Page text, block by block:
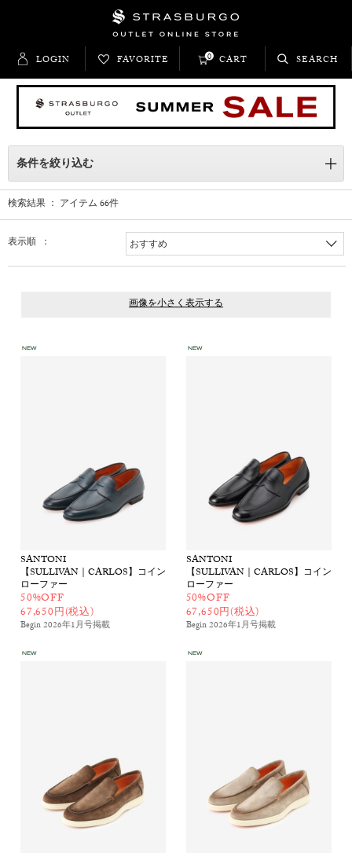
LOGIN FAVORITE CART
0 SEARCH
条件を絞り込む
検索結果 ： アイテム 66件
表示順 ：
SANTONI
【SULLIVAN｜CARLOS】コイン
ローファー
50%OFF
67,650円(税込)
Begin 2026年1月号掲載
SANTONI
【SULLIVAN｜CARLOS】コイン
ローファー
50%OFF
67,650円(税込)
Begin 2026年1月号掲載